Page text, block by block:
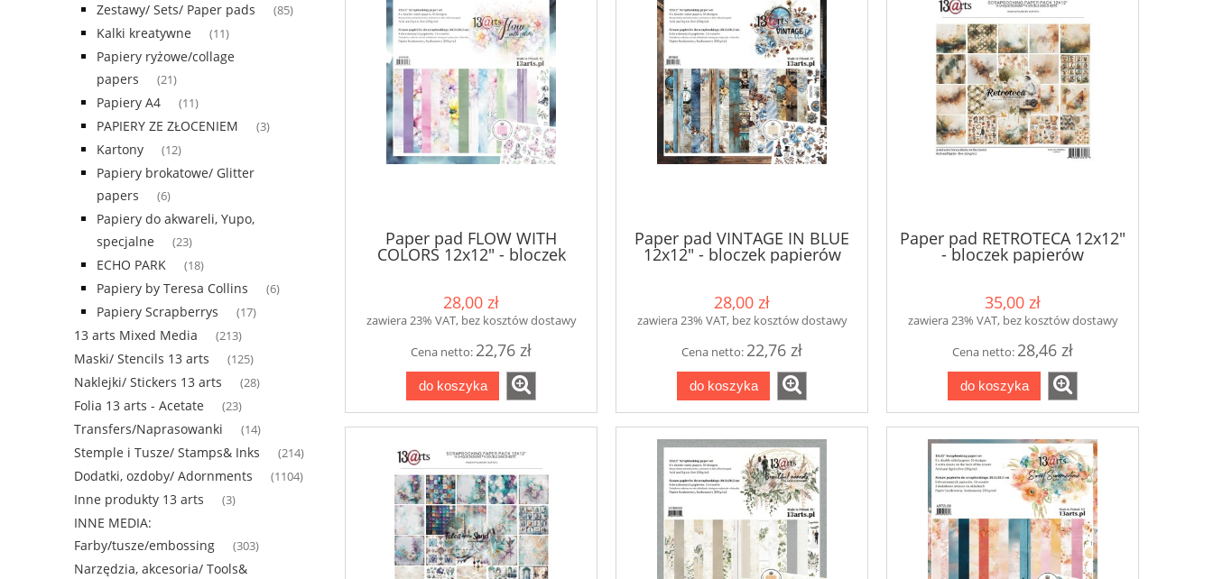
Zestawy/ Sets/ Paper pads (85)
Kalki kreatywne (11)
Papiery ryżowe/collage
papers
(21)
Papiery A4 (11)
PAPIERY ZE ZŁOCENIEM (3)
Kartony (12)
Papiery brokatowe/ Glitter
papers
(6)
Papiery do akwareli, Yupo,
specjalne
(23)
ECHO PARK (18)
Papiery by Teresa Collins (6)
Papiery Scrapberrys (17)
13 arts Mixed Media (213)
Maski/ Stencils 13 arts (125)
Naklejki/ Stickers 13 arts (28)
Folia 13 arts - Acetate (23)
Transfers/Naprasowanki (14)
Stemple i Tusze/ Stamps& Inks (214)
Dodatki, ozdoby/ Adornments (1104)
Inne produkty 13 arts (3)
INNE MEDIA:
Farby/tusze/embossing
(303)
Narzędzia, akcesoria/ Tools&
Paper pad FLOW WITH
COLORS 12x12" - bloczek
28,00 zł
zawiera 23% VAT, bez kosztów dostawy
Cena netto: 22,76 zł
do koszyka
Paper pad VINTAGE IN BLUE
12x12" - bloczek papierów
28,00 zł
zawiera 23% VAT, bez kosztów dostawy
Cena netto: 22,76 zł
do koszyka
Paper pad RETROTECA 12x12"
- bloczek papierów
35,00 zł
zawiera 23% VAT, bez kosztów dostawy
Cena netto: 28,46 zł
do koszyka